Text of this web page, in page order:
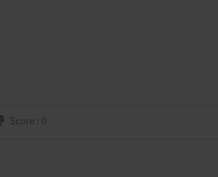
Score : 0